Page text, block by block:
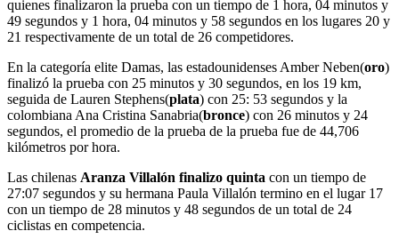
quienes finalizaron la prueba con un tiempo de 1 hora, 04 minutos y
49 segundos y 1 hora, 04 minutos y 58 segundos en los lugares 20 y
21 respectivamente de un total de 26 competidores.
En la categoría elite Damas, las estadounidenses Amber Neben(oro)
finalizó la prueba con 25 minutos y 30 segundos, en los 19 km,
seguida de Lauren Stephens(plata) con 25: 53 segundos y la
colombiana Ana Cristina Sanabria(bronce) con 26 minutos y 24
segundos, el promedio de la prueba de la prueba fue de 44,706
kilómetros por hora.
Las chilenas Aranza Villalón finalizo quinta con un tiempo de
27:07 segundos y su hermana Paula Villalón termino en el lugar 17
con un tiempo de 28 minutos y 48 segundos de un total de 24
ciclistas en competencia.